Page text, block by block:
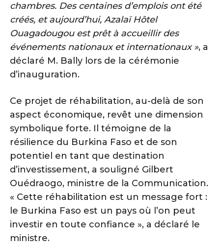
chambres. Des centaines d’emplois ont été
créés, et aujourd’hui, Azalaï Hôtel
Ouagadougou est prêt à accueillir des
événements nationaux et internationaux », a
déclaré M. Bally lors de la cérémonie
d’inauguration.
Ce projet de réhabilitation, au-delà de son
aspect économique, revêt une dimension
symbolique forte. Il témoigne de la
résilience du Burkina Faso et de son
potentiel en tant que destination
d’investissement, a souligné Gilbert
Ouédraogo, ministre de la Communication.
« Cette réhabilitation est un message fort :
le Burkina Faso est un pays où l’on peut
investir en toute confiance », a déclaré le
ministre.